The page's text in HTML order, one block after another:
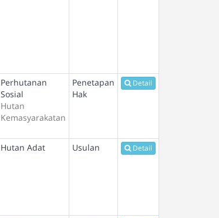
Perhutanan
Sosial
Hutan
Kemasyarakatan
Penetapan
Hak
Detail
Hutan Adat Usulan Detail